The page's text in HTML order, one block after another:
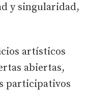
y singularidad,
artísticos
abiertas,
participativos